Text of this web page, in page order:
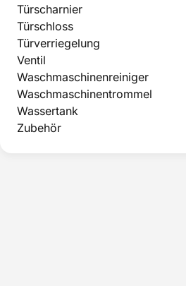
Türscharnier
Türschloss
Türverriegelung
Ventil
Waschmaschinenreiniger
Waschmaschinentrommel
Wassertank
Zubehör